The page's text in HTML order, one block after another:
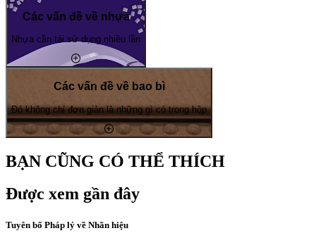
Các vấn đề về nhựa
Nhựa cần tái sử dụng nhiều lần
Các vấn đề về bao bì
Đó không chỉ đơn giản là những gì có trong hộp
BẠN CŨNG CÓ THỂ THÍCH
Được xem gần đây
Tuyên bố Pháp lý về Nhãn hiệu